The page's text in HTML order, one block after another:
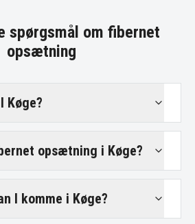
spørgsmål om fibernet
opsætning
Køge?
opsætning i Køge?
I komme i Køge?